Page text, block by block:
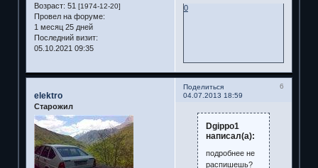
Возраст: 51 [1974-12-20]
Провел на форуме:
1 месяц 25 дней
Последний визит:
05.10.2021 09:35
0
Поделиться
6
04.07.2013 18:59
elektro
Старожил
Dgippo1
написал(а):
подробнее не
распишешь?